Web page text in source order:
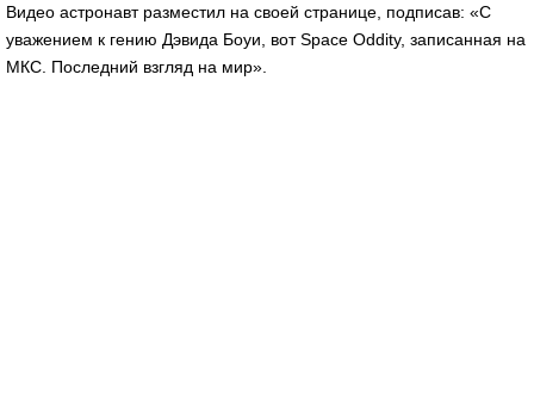
Видео астронавт разместил на своей странице, подписав: «С
уважением к гению Дэвида Боуи, вот Space Oddity, записанная на
МКС. Последний взгляд на мир».